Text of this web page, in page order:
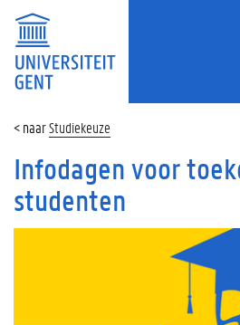
Studiekeuze
Infodagen voor
studenten